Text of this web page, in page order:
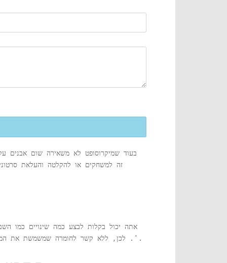
בעוד שמיקרוסופט לא משאירה שום אבנים
זה למשחקים או להקלטה והעלאת
אתה יכול בקלות לבצע כמה שינויים כמו
'. לכן, ללא קשר לחומרה שמשמשת את המערכת שלך, שינויים קטנים אלה יכולים למעשה לזרז את המערכת שלך במידה ניכרת. בואו נראה כיצד לבצע את השינויים.